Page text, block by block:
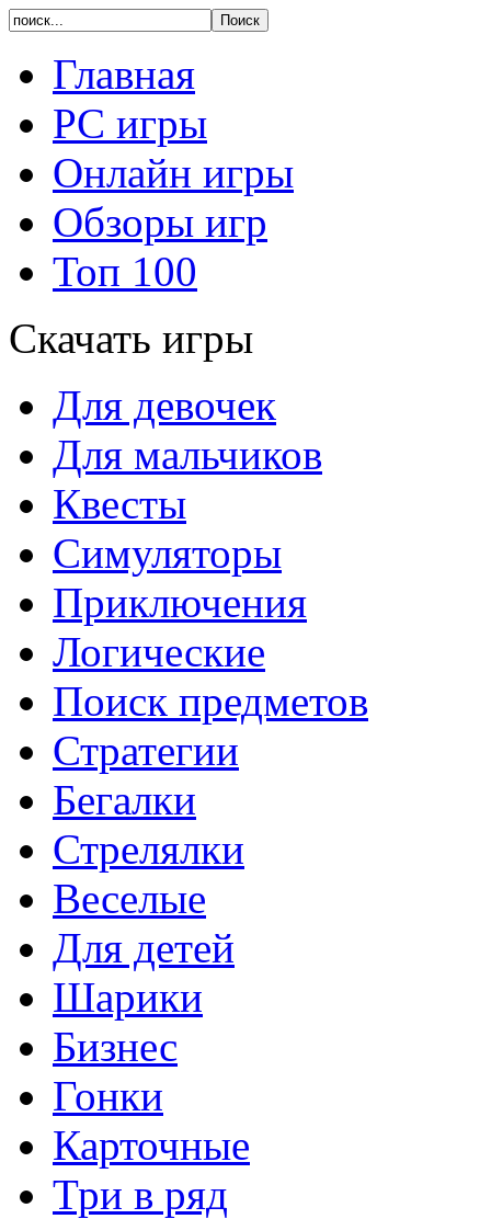
Главная
PC игры
Онлайн игры
Обзоры игр
Топ 100
Скачать игры
Для девочек
Для мальчиков
Квесты
Симуляторы
Приключения
Логические
Поиск предметов
Стратегии
Бегалки
Стрелялки
Веселые
Для детей
Шарики
Бизнес
Гонки
Карточные
Три в ряд